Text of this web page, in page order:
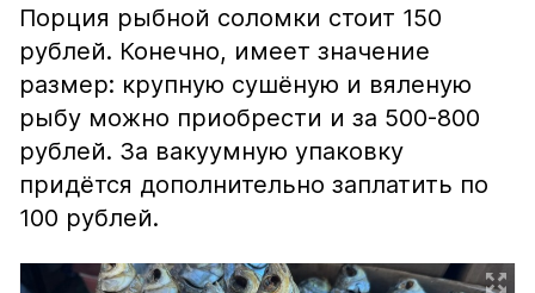
Порция рыбной соломки стоит 150
рублей. Конечно, имеет значение
размер: крупную сушёную и вяленую
рыбу можно приобрести и за 500-800
рублей. За вакуумную упаковку
придётся дополнительно заплатить по
100 рублей.